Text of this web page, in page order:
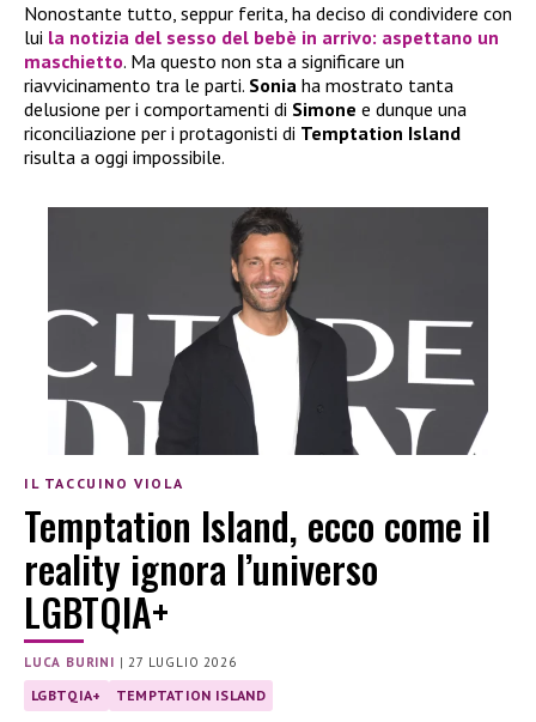
Nonostante tutto, seppur ferita, ha deciso di condividere con
lui la notizia del sesso del bebè in arrivo: aspettano un
maschietto. Ma questo non sta a significare un
riavvicinamento tra le parti. Sonia ha mostrato tanta
delusione per i comportamenti di Simone e dunque una
riconciliazione per i protagonisti di Temptation Island
risulta a oggi impossibile.
IL TACCUINO VIOLA
Temptation Island, ecco come il
reality ignora l’universo
LGBTQIA+
LUCA BURINI | 27 LUGLIO 2026
LGBTQIA+ TEMPTATION ISLAND